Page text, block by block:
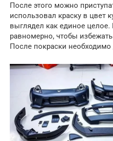
После этого можно
использовал краску в цвет
выглядел как единое целое.
равномерно, чтобы
После покраски необходимо